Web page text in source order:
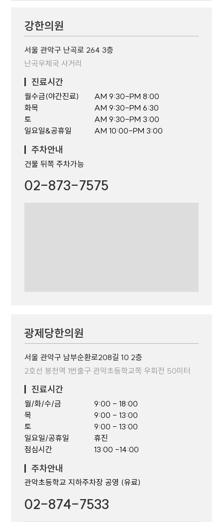
강한의원
서울 관악구 난곡로 264 3층
난곡우체국 사거리
진료시간
월수금(야간진료)
화목
토
일요일&공휴일
AM 9:30-PM 8:00
AM 9:30-PM 6:30
AM 9:30-PM 3:00
AM 10:00-PM 3:00
주차안내
건물 뒤쪽 주차가능
02-873-7575
광제당한의원
서울 관악구 남부순환로208길 10 2층
2호선 봉천역 1번출구 관악초등학교쪽 우회전 50미터
진료시간
월/화/수/금
목
토
일요일/공휴일
점심시간
9:00 - 18:00
9:00 - 13:00
9:00 - 13:00
휴진
13:00 -14:00
주차안내
관악초등학교 지하주차장 공영 (유료)
02-874-7533